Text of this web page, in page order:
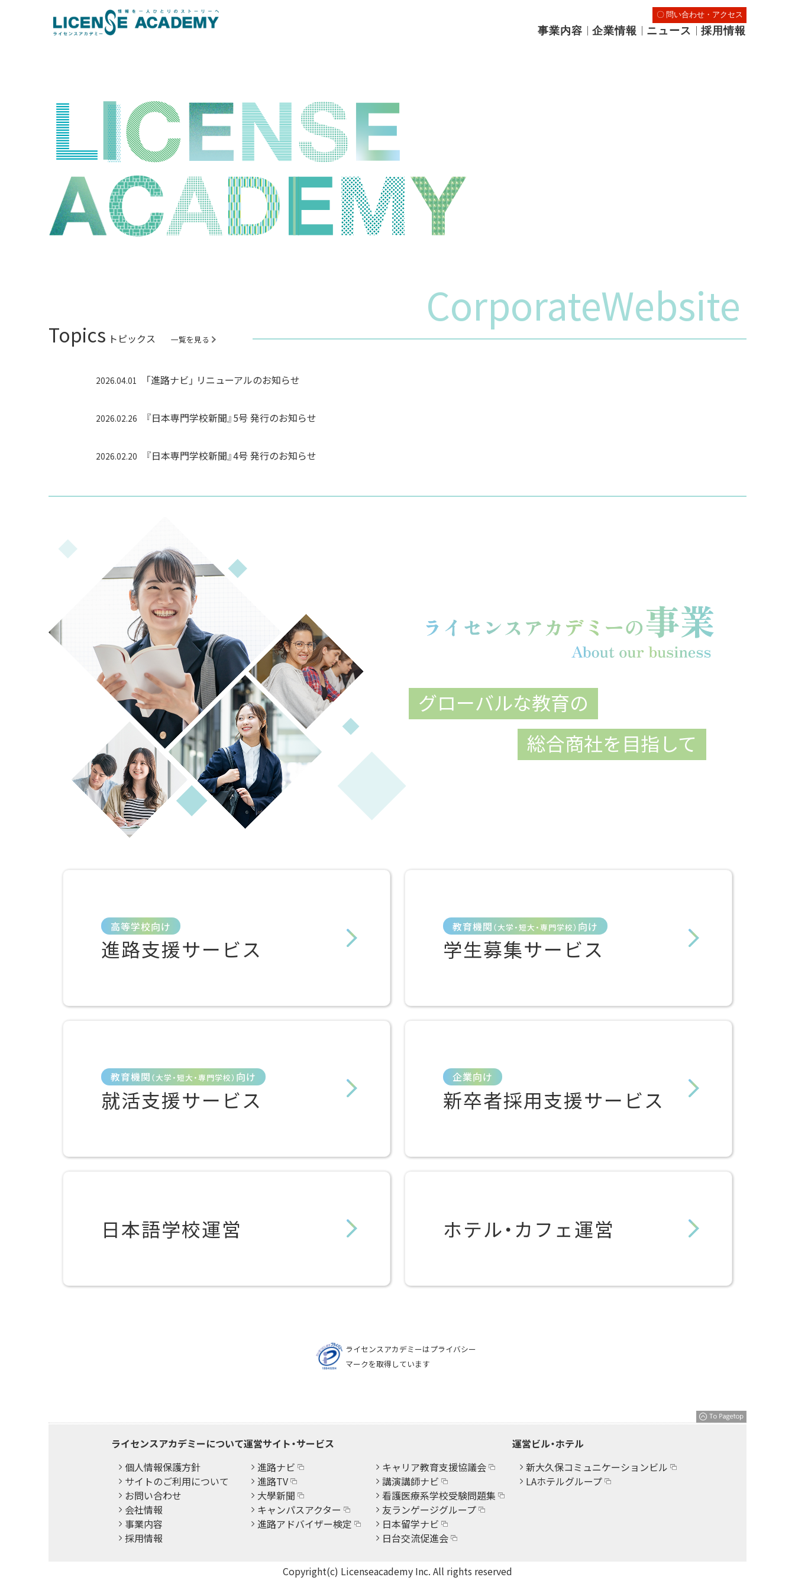
事業内容 ｜ 企業情報 ｜ ニュース ｜ 採用情報
〇 問い合わせ・アクセス
CorporateWebsite
Topics トピックス 一覧を見る
2026.04.01 「進路ナビ」 リニューアルのお知らせ
2026.02.26 『日本専門学校新聞』5号 発行のお知らせ
2026.02.20 『日本専門学校新聞』4号 発行のお知らせ
グローバルな教育の
総合商社を目指して
高等学校向け
進路支援サービス
教育機関 （大学・短大・専門学校） 向け
学生募集サービス
教育機関 （大学・短大・専門学校） 向け
就活支援サービス
企業向け
新卒者採用支援サービス
日本語学校運営 ホテル・カフェ運営
ライセンスアカデミーはプライバシー
マークを取得しています
ライセンスアカデミーについて
個人情報保護方針
サイトのご利用について
お問い合わせ
会社情報
事業内容
採用情報
運営サイト・サービス
進路ナビ
進路TV
大學新聞
キャンパスアクター
進路アドバイザー検定
キャリア教育支援協議会
講演講師ナビ
看護医療系学校受験問題集
友ランゲージグループ
日本留学ナビ
日台交流促進会
運営ビル・ホテル
新大久保コミュニケーションビル
LAホテルグループ
Copyright(c) Licenseacademy Inc. All rights reserved